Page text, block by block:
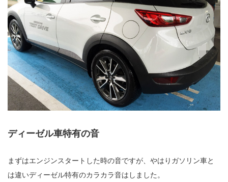
ディーゼル車特有の音
まずはエンジンスタートした時の音ですが、やはりガソリン車と
は違いディーゼル特有のカラカラ音はしました。